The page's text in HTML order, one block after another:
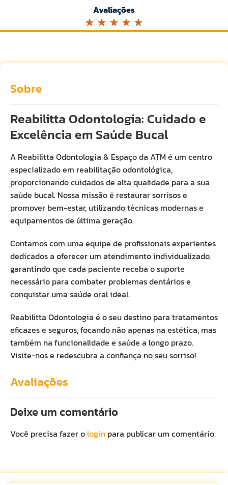
Avaliações
☆ ☆ ☆ ☆ ☆
Sobre
Reabilitta Odontologia: Cuidado e
Excelência em Saúde Bucal
A Reabilitta Odontologia & Espaço da ATM é um centro
especializado em reabilitação odontológica,
proporcionando cuidados de alta qualidade para a sua
saúde bucal. Nossa missão é restaurar sorrisos e
promover bem-estar, utilizando técnicas modernas e
equipamentos de última geração.
Contamos com uma equipe de profissionais experientes
dedicados a oferecer um atendimento individualizado,
garantindo que cada paciente receba o suporte
necessário para combater problemas dentários e
conquistar uma saúde oral ideal.
Reabilitta Odontologia é o seu destino para tratamentos
eficazes e seguros, focando não apenas na estética, mas
também na funcionalidade e saúde a longo prazo.
Visite-nos e redescubra a confiança no seu sorriso!
Avaliações
Deixe um comentário
Você precisa fazer o login para publicar um comentário.